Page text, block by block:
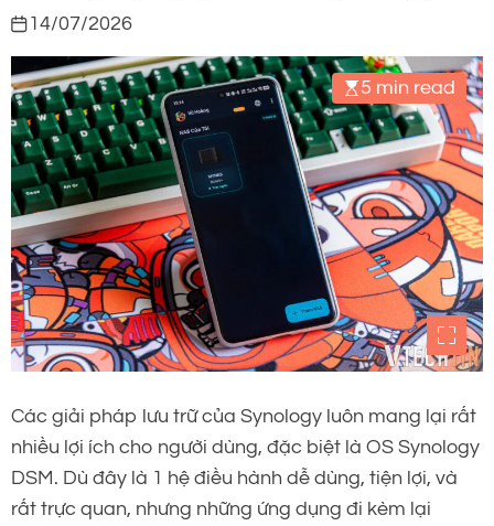
14/07/2026
5 min read
Các giải pháp lưu trữ của Synology luôn mang lại rất
nhiều lợi ích cho người dùng, đặc biệt là OS Synology
DSM. Dù đây là 1 hệ điều hành dễ dùng, tiện lợi, và
rất trực quan, nhưng những ứng dụng đi kèm lại